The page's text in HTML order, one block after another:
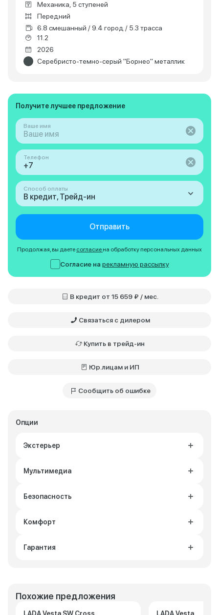
Механика, 5 ступеней
Передний
6.8 смешанный / 9.4 город / 5.3 трасса
11.2
2026
Серебристо-темно-серый "Борнео" металлик
Опции
Экстерьер
Мультимедиа
Безопасность
Комфорт
Гарантия
Получите лучшее предложение
Ваше имя
Телефон
Способ оплаты
В кредит, Трейд-ин
Отправить
Продолжая, вы даете согласие на обработку персональных данных
Согласие на рекламную рассылку
В кредит от 15 659 ₽ / мес.
Связаться с дилером
Купить в трейд-ин
Юр.лицам и ИП
Сообщить об ошибке
Похожие предложения